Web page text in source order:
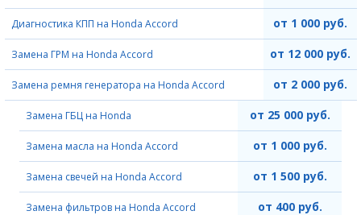
Диагностика КПП на Honda Accord от 1 000 руб.
Замена ГРМ на Honda Accord от 12 000 руб.
Замена ремня генератора на Honda Accord от 2 000 руб.
Замена ГБЦ на Honda от 25 000 руб.
Замена масла на Honda Accord от 1 000 руб.
Замена свечей на Honda Accord от 1 500 руб.
Замена фильтров на Honda Accord от 400 руб.